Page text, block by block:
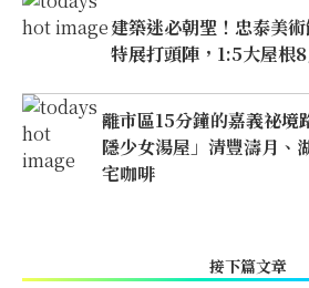
建築迷必朝聖！忠泰美
特展打頭陣，1:5大屋根
離市區15分鐘的嘉義祕境
隱少女湯屋」清豐濤月、
宅咖啡
接下篇文章